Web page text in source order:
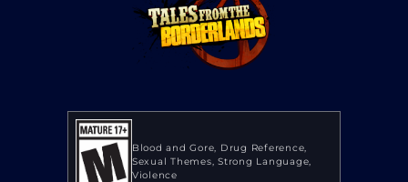
Blood and Gore Drug Reference
Sexual Themes Strong Language
Violence